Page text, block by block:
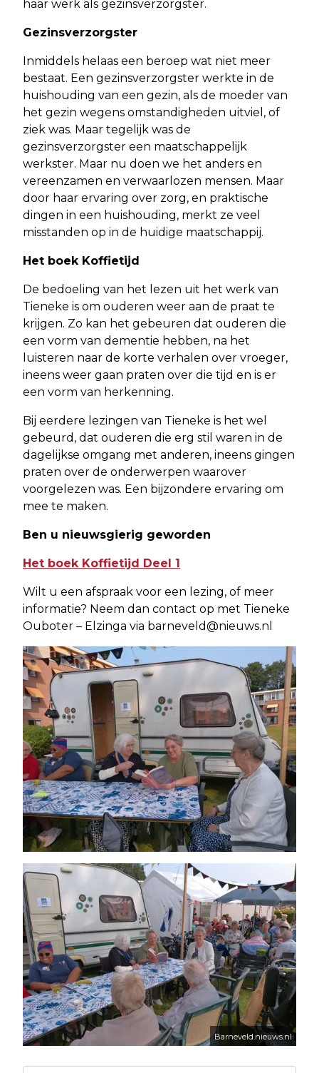
haar werk als gezinsverzorgster.
Gezinsverzorgster
Inmiddels helaas een beroep wat niet meer
bestaat. Een gezinsverzorgster werkte in de
huishouding van een gezin, als de moeder van
het gezin wegens omstandigheden uitviel, of
ziek was. Maar tegelijk was de
gezinsverzorgster een maatschappelijk
werkster. Maar nu doen we het anders en
vereenzamen en verwaarlozen mensen. Maar
door haar ervaring over zorg, en praktische
dingen in een huishouding, merkt ze veel
misstanden op in de huidige maatschappij.
Het boek Koffietijd
De bedoeling van het lezen uit het werk van
Tieneke is om ouderen weer aan de praat te
krijgen. Zo kan het gebeuren dat ouderen die
een vorm van dementie hebben, na het
luisteren naar de korte verhalen over vroeger,
ineens weer gaan praten over die tijd en is er
een vorm van herkenning.
Bij eerdere lezingen van Tieneke is het wel
gebeurd, dat ouderen die erg stil waren in de
dagelijkse omgang met anderen, ineens gingen
praten over de onderwerpen waarover
voorgelezen was. Een bijzondere ervaring om
mee te maken.
Ben u nieuwsgierig geworden
Het boek Koffietijd Deel 1
Wilt u een afspraak voor een lezing, of meer
informatie? Neem dan contact op met Tieneke
Ouboter – Elzinga via barneveld@nieuws.nl
Barneveld.nieuws.nl